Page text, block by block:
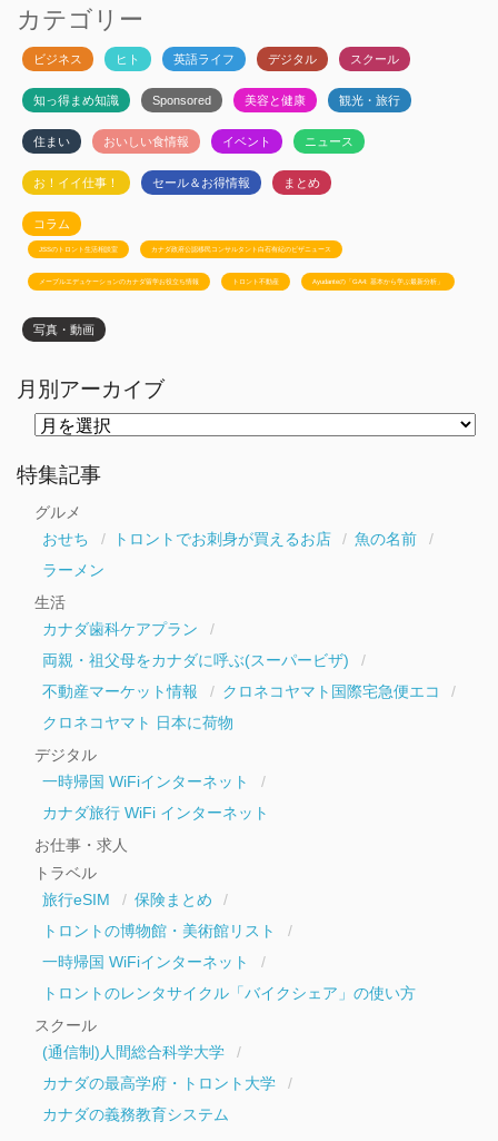
カテゴリー
ビジネス ヒト 英語ライフ デジタル スクール
知っ得まめ知識 Sponsored 美容と健康 観光・旅行
住まい おいしい食情報 イベント ニュース
お！イイ仕事！ セール＆お得情報 まとめ
コラム
JSSのトロント生活相談室 カナダ政府公認移民コンサルタント白石有紀のビザニュース
メープルエデュケーションのカナダ留学お役立ち情報 トロント不動産 Ayudanteの「GA4: 基本から学ぶ最新分析」
写真・動画
月別アーカイブ
ー
カ
特集記事
グルメ
おせち
トロントでお刺身が買えるお店
魚の名前
ラーメン
生活
カナダ歯科ケアプラン
両親・祖父母をカナダに呼ぶ(スーパービザ)
不動産マーケット情報
クロネコヤマト国際宅急便エコ
クロネコヤマト 日本に荷物
デジタル
一時帰国 WiFiインターネット
カナダ旅行 WiFi インターネット
お仕事・求人
トラベル
旅行eSIM
保険まとめ
トロントの博物館・美術館リスト
一時帰国 WiFiインターネット
トロントのレンタサイクル「バイクシェア」の使い方
スクール
(通信制)人間総合科学大学
カナダの最高学府・トロント大学
カナダの義務教育システム